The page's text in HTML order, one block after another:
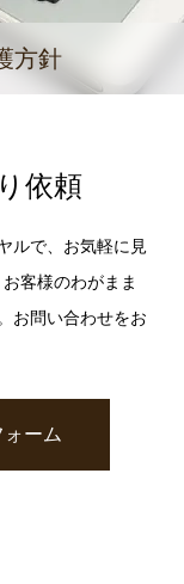
方針
依頼
ルで、お気軽に見
客様のわがまま
お問い合わせをお
ーム